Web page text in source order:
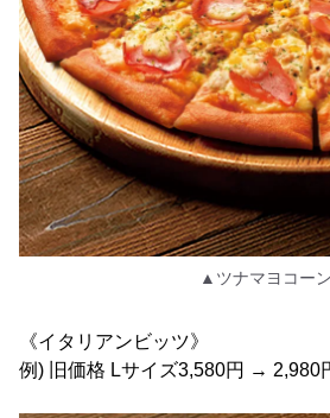
▲ツナマヨコーン
《イタリアンビッツ》
例) 旧価格 Lサイズ3,580円 → 2,980